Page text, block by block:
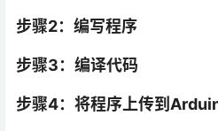
步骤2：编写程序
步骤3：编译代码
步骤4：将程序上传到